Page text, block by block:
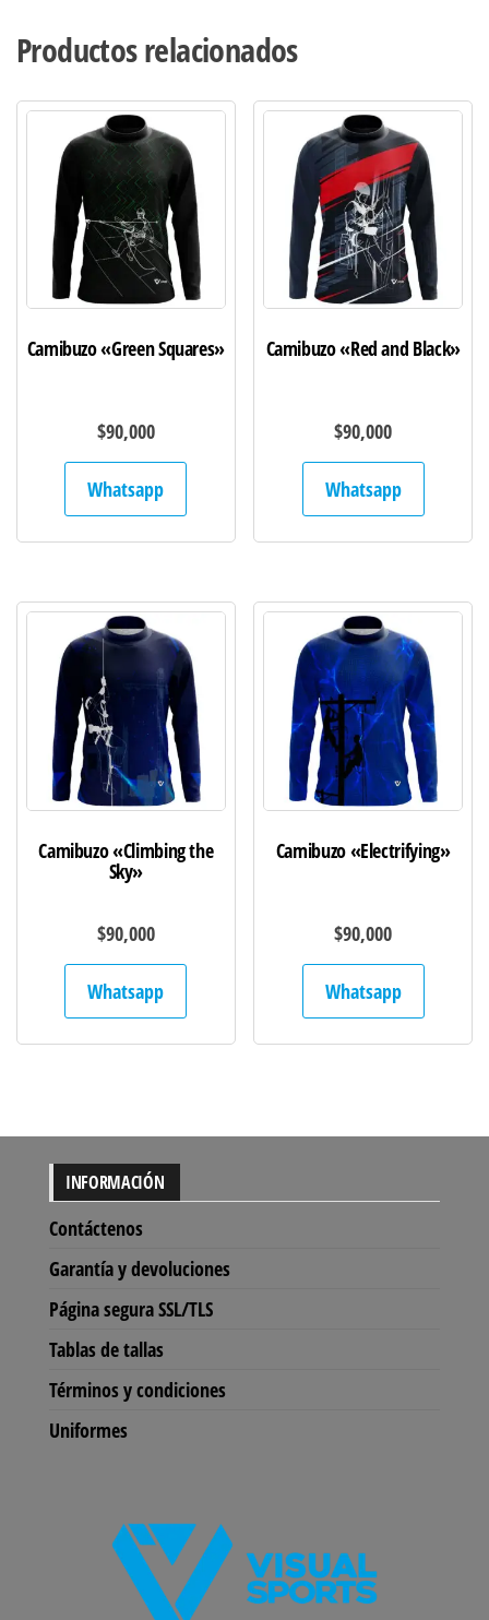
Productos relacionados
Camibuzo «Green Squares»
$90,000
Whatsapp
Camibuzo «Red and Black»
$90,000
Whatsapp
Camibuzo «Climbing the
Sky»
$90,000
Whatsapp
Camibuzo «Electrifying»
$90,000
Whatsapp
INFORMACIÓN
Contáctenos
Garantía y devoluciones
Página segura SSL/TLS
Tablas de tallas
Términos y condiciones
Uniformes